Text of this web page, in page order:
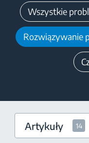
Wszystkie
Rozwiązywanie
Artykuły 14